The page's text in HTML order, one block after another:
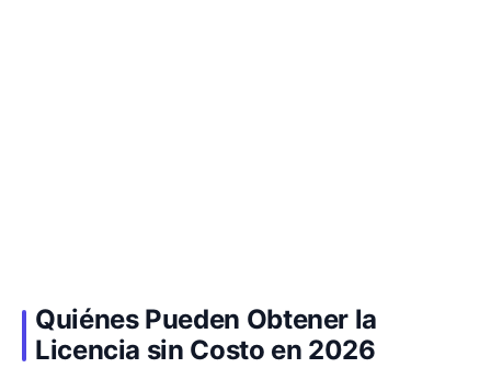
Quiénes Pueden Obtener la
Licencia sin Costo en 2026